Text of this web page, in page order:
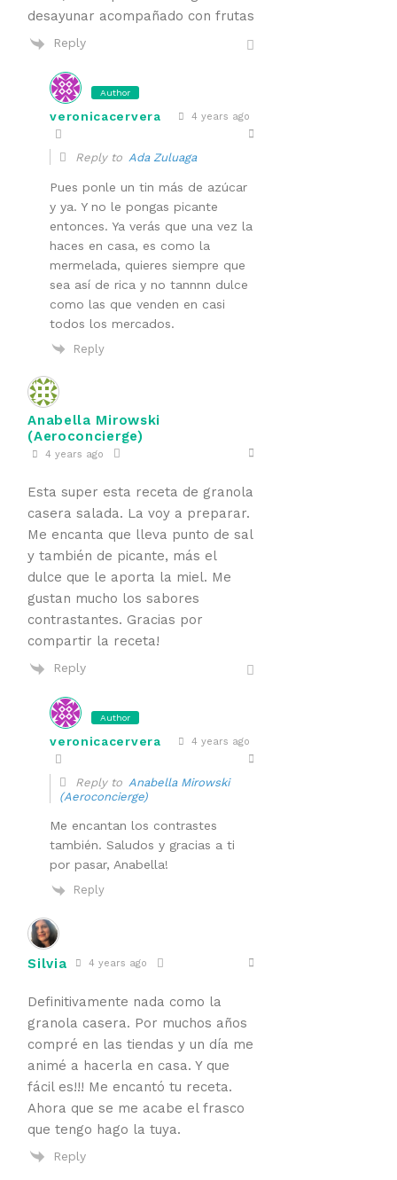
desayunar acompañado con frutas
Reply
Author
veronicacervera 4 years ago
Reply to Ada Zuluaga
Pues ponle un tin más de azúcar
y ya. Y no le pongas picante
entonces. Ya verás que una vez la
haces en casa, es como la
mermelada, quieres siempre que
sea así de rica y no tannnn dulce
como las que venden en casi
todos los mercados.
Reply
Anabella Mirowski
(Aeroconcierge)
4 years ago
Esta super esta receta de granola
casera salada. La voy a preparar.
Me encanta que lleva punto de sal
y también de picante, más el
dulce que le aporta la miel. Me
gustan mucho los sabores
contrastantes. Gracias por
compartir la receta!
Reply
Author
veronicacervera 4 years ago
Reply to Anabella Mirowski
(Aeroconcierge)
Me encantan los contrastes
también. Saludos y gracias a ti
por pasar, Anabella!
Reply
Silvia 4 years ago
Definitivamente nada como la
granola casera. Por muchos años
compré en las tiendas y un día me
animé a hacerla en casa. Y que
fácil es!!! Me encantó tu receta.
Ahora que se me acabe el frasco
que tengo hago la tuya.
Reply